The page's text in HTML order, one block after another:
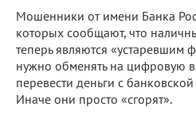
Мошенники от имени Банка
которых сообщают, что
теперь являются «устаревшим
нужно обменять на цифровую
перевести деньги с
Иначе они просто «сгорят».